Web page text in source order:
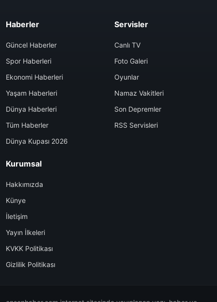
Haberler
Güncel Haberler
Spor Haberleri
Ekonomi Haberleri
Yaşam Haberleri
Dünya Haberleri
Tüm Haberler
Dünya Kupası 2026
Servisler
Canlı TV
Foto Galeri
Oyunlar
Namaz Vakitleri
Son Depremler
RSS Servisleri
Kurumsal
Hakkımızda
Künye
İletişim
Yayın İlkeleri
KVKK Politikası
Gizlilik Politikası